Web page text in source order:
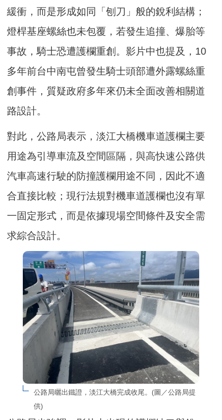
緩衝，而是形成如同「刨刀」般的銳利結構；
燈桿基座螺絲也未包覆，若發生追撞、爆胎等
事故，騎士恐遭護欄重創。影片中也提及，10
多年前台中南屯曾發生騎士頭部遭外露螺絲重
創事件，質疑政府多年來仍未全面改善相關道
路設計。
對此，公路局表示，淡江大橋機車道護欄主要
用途為引導車流及空間區隔，與高快速公路供
汽車高速行駛的防撞護欄用途不同，因此不適
合直接比較；現行法規對機車道護欄也沒有單
一固定形式，而是依據現場空間條件及安全需
求綜合設計。
公路局曬出鐵證，淡江大橋完成收尾。(圖／公路局提
供)